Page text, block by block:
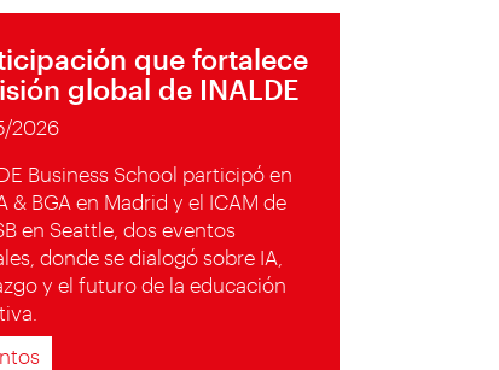
que fortalece
global de INALDE
2026
Business School participó en
& BGA en Madrid y el ICAM de
en Seattle, dos eventos
donde se dialogó sobre IA,
y el futuro de la educación